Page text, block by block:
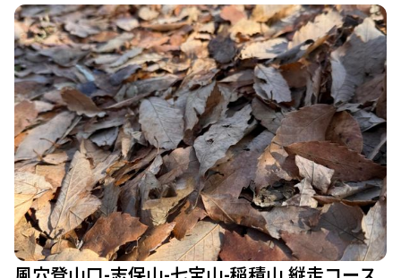
登山のスタート地点からは、舗装された道をしばらく歩いた後、
急な登りが待っています。特に山頂手前の長い階段は、登山者に
とって一番の試練です。軽装で挑む方も見受けられますが、足元
には注意が必要です。登るにつれて、晴れた日には美しい海の景
色が広がり、特に稜線からの眺望は絶景です。登山者たちは、海
を見下ろしながらのハイキングに感動し、時には「リオデジャネ
イロの山々を思い出した」との声も聞かれます。 天空の鳥居は、
観光客で賑わうスポットで、特に平日でも多くの人々が訪れま
す。ここでの写真撮影は一苦労ですが、鳥居の美しさは訪れる価
値があります。周辺には、イノシシが多く生息しているため、注
意が必要です。また、登山道の整備を行っている地元の登山グル
ープの方々に感謝しながら、快適な登山を楽しむことができま
す。 季節によっては、花々や紅葉が楽しめるため、四季折々の魅
力があります。特に春には桜が美しく、訪れる人々を魅了しま
す。下山後は、近くの讃岐うどん店での食事や、観音寺市の観光